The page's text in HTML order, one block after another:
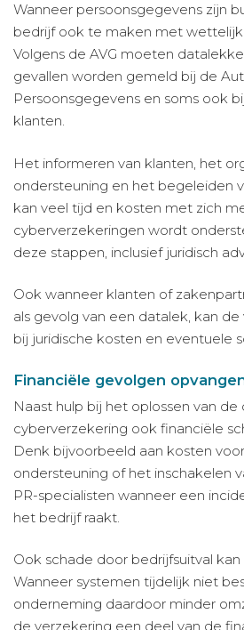
Wanneer persoonsgegevens zijn
bedrijf ook te maken met
Volgens de AVG moeten
gevallen worden gemeld bij de
Persoonsgegevens en soms ook
klanten.
Het informeren van klanten, het
ondersteuning en het begeleiden
kan veel tijd en kosten met zich
cyberverzekeringen wordt
deze stappen, inclusief juridisch
Ook wanneer klanten of
als gevolg van een datalek, kan
bij juridische kosten en eventuele
Financiële gevolgen
Naast hulp bij het oplossen van de
cyberverzekering ook financiële
Denk bijvoorbeeld aan kosten
ondersteuning of het inschakelen
PR-specialisten wanneer een
het bedrijf raakt.
Ook schade door bedrijfsuitval
Wanneer systemen tijdelijk niet
onderneming daardoor minder
de verzekering een deel van de